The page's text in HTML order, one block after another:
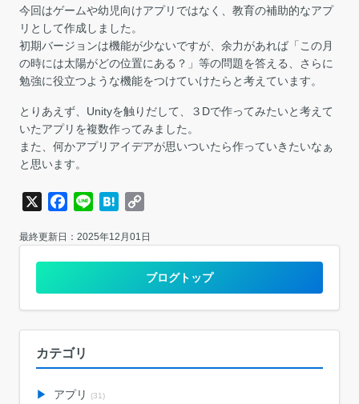
今回はゲームや幼児向けアプリではなく、教育の補助的なアプ
リとして作成しました。
初期バージョンは機能が少ないですが、余力があれば「この月
の時には太陽がどの位置にある？」等の問題を答える、さらに
勉強に役立つような機能をつけていけたらと考えています。
とりあえず、Unityを触りだして、３Dで作ってみたいと考えて
いたアプリを複数作ってみました。
また、何かアプリアイデアが思いついたら作っていきたいなぁ
と思います。
Facebook
Line Hatena
最終更新日：2025年12月01日
ブログトップ
カテゴリ
アプリ (31)